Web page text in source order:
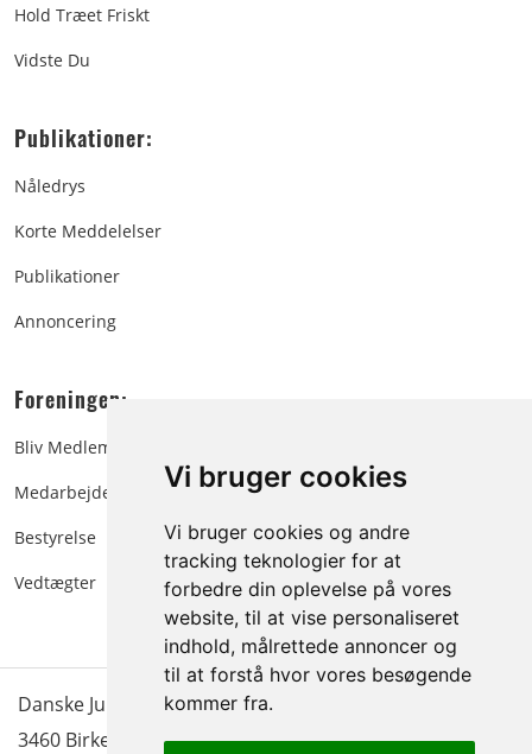
Vi bruger cookies
Vi bruger cookies og andre
tracking teknologier for at
forbedre din oplevelse på vores
website, til at vise personaliseret
indhold, målrettede annoncer og
til at forstå hvor vores besøgende
kommer fra.
Hold Træet Friskt
Vidste Du
Publikationer:
Nåledrys
Korte Meddelelser
Publikationer
Annoncering
Foreningen:
Bliv Medlem
Medarbejdere
Bestyrelse
Vedtægter
Danske Juletræer - træer & grønt | Blokken 15 | DK-
3460 Birkerød | Tlf.: 45 35 24 12|